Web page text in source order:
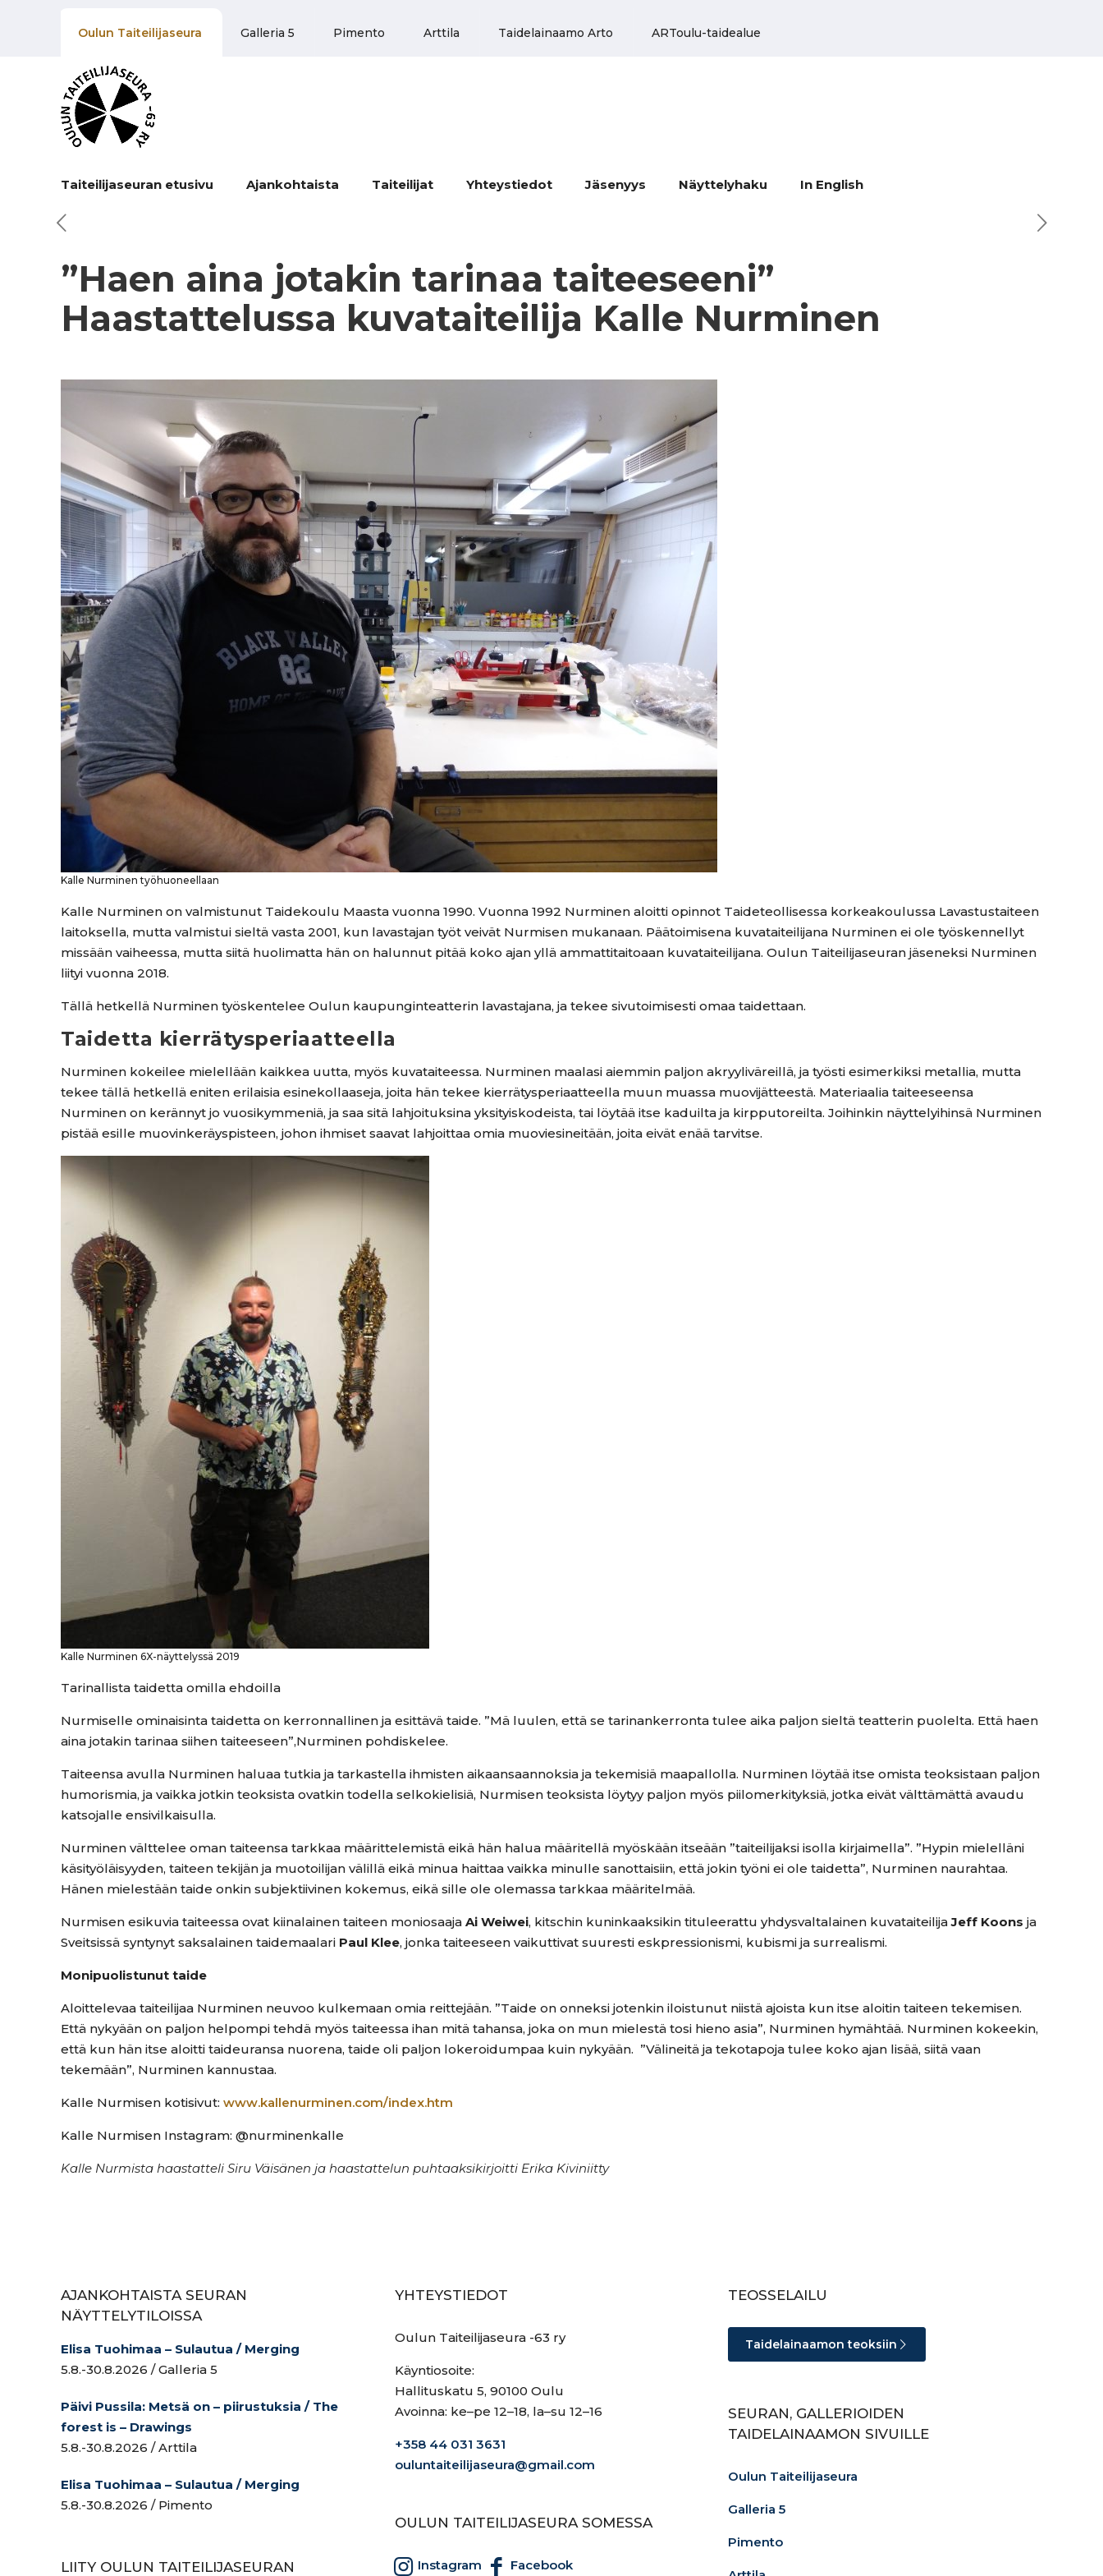
Oulun Taiteilijaseura Galleria 5 Pimento Arttila Taidelainaamo Arto ARToulu-taidealue
Taiteilijaseuran etusivu Ajankohtaista Taiteilijat Yhteystiedot Jäsenyys Näyttelyhaku In English
”Haen aina jotakin tarinaa taiteeseeni”
Haastattelussa kuvataiteilija Kalle Nurminen
Kalle Nurminen työhuoneellaan
Kalle Nurminen on valmistunut Taidekoulu Maasta vuonna 1990. Vuonna 1992 Nurminen aloitti opinnot Taideteollisessa korkeakoulussa Lavastustaiteen
laitoksella, mutta valmistui sieltä vasta 2001, kun lavastajan työt veivät Nurmisen mukanaan. Päätoimisena kuvataiteilijana Nurminen ei ole työskennellyt
missään vaiheessa, mutta siitä huolimatta hän on halunnut pitää koko ajan yllä ammattitaitoaan kuvataiteilijana. Oulun Taiteilijaseuran jäseneksi Nurminen
liityi vuonna 2018.
Tällä hetkellä Nurminen työskentelee Oulun kaupunginteatterin lavastajana, ja tekee sivutoimisesti omaa taidettaan.
Taidetta kierrätysperiaatteella
Nurminen kokeilee mielellään kaikkea uutta, myös kuvataiteessa. Nurminen maalasi aiemmin paljon akryyliväreillä, ja työsti esimerkiksi metallia, mutta
tekee tällä hetkellä eniten erilaisia esinekollaaseja, joita hän tekee kierrätysperiaatteella muun muassa muovijätteestä. Materiaalia taiteeseensa
Nurminen on kerännyt jo vuosikymmeniä, ja saa sitä lahjoituksina yksityiskodeista, tai löytää itse kaduilta ja kirpputoreilta. Joihinkin näyttelyihinsä Nurminen
pistää esille muovinkeräyspisteen, johon ihmiset saavat lahjoittaa omia muoviesineitään, joita eivät enää tarvitse.
Kalle Nurminen 6X-näyttelyssä 2019
Tarinallista taidetta omilla ehdoilla
Nurmiselle ominaisinta taidetta on kerronnallinen ja esittävä taide. ”Mä luulen, että se tarinankerronta tulee aika paljon sieltä teatterin puolelta. Että haen
aina jotakin tarinaa siihen taiteeseen”,Nurminen pohdiskelee.
Taiteensa avulla Nurminen haluaa tutkia ja tarkastella ihmisten aikaansaannoksia ja tekemisiä maapallolla. Nurminen löytää itse omista teoksistaan paljon
humorismia, ja vaikka jotkin teoksista ovatkin todella selkokielisiä, Nurmisen teoksista löytyy paljon myös piilomerkityksiä, jotka eivät välttämättä avaudu
katsojalle ensivilkaisulla.
Nurminen välttelee oman taiteensa tarkkaa määrittelemistä eikä hän halua määritellä myöskään itseään ”taiteilijaksi isolla kirjaimella”. ”Hypin mielelläni
käsityöläisyyden, taiteen tekijän ja muotoilijan välillä eikä minua haittaa vaikka minulle sanottaisiin, että jokin työni ei ole taidetta”, Nurminen naurahtaa.
Hänen mielestään taide onkin subjektiivinen kokemus, eikä sille ole olemassa tarkkaa määritelmää.
Nurmisen esikuvia taiteessa ovat kiinalainen taiteen moniosaajaAi Weiwei, kitschin kuninkaaksikin tituleerattu yhdysvaltalainen kuvataiteilijaJeff Koons ja
Sveitsissä syntynyt saksalainen taidemaalari Paul Klee, jonka taiteeseen vaikuttivat suuresti eskpressionismi, kubismi ja surrealismi.
Monipuolistunut taide
Aloittelevaa taiteilijaa Nurminen neuvoo kulkemaan omia reittejään. ”Taide on onneksi jotenkin iloistunut niistä ajoista kun itse aloitin taiteen tekemisen.
Että nykyään on paljon helpompi tehdä myös taiteessa ihan mitä tahansa, joka on mun mielestä tosi hieno asia”, Nurminen hymähtää. Nurminen kokeekin,
että kun hän itse aloitti taideuransa nuorena, taide oli paljon lokeroidumpaa kuin nykyään. ”Välineitä ja tekotapoja tulee koko ajan lisää, siitä vaan
tekemään”, Nurminen kannustaa.
Kalle Nurmisen kotisivut:www.kallenurminen.com/index.htm
Kalle Nurmisen Instagram: @nurminenkalle
Kalle Nurmista haastatteli Siru Väisänen ja haastattelun puhtaaksikirjoitti Erika Kiviniitty
AJANKOHTAISTA SEURAN
NÄYTTELYTILOISSA
Elisa Tuohimaa – Sulautua / Merging
5.8.-30.8.2026 / Galleria 5
Päivi Pussila: Metsä on – piirustuksia / The
forest is – Drawings
5.8.-30.8.2026 / Arttila
Elisa Tuohimaa – Sulautua / Merging
5.8.-30.8.2026 / Pimento
LIITY OULUN TAITEILIJASEURAN
YHTEYSTIEDOT
Oulun Taiteilijaseura -63 ry
Käyntiosoite:
Hallituskatu 5, 90100 Oulu
Avoinna: ke–pe 12–18, la–su 12–16
+358 44 031 3631
ouluntaiteilijaseura@gmail.com
OULUN TAITEILIJASEURA SOMESSA
Instagram Facebook
TEOSSELAILU
Taidelainaamon teoksiin
SEURAN, GALLERIOIDEN
TAIDELAINAAMON SIVUILLE
Oulun Taiteilijaseura
Galleria 5
Pimento